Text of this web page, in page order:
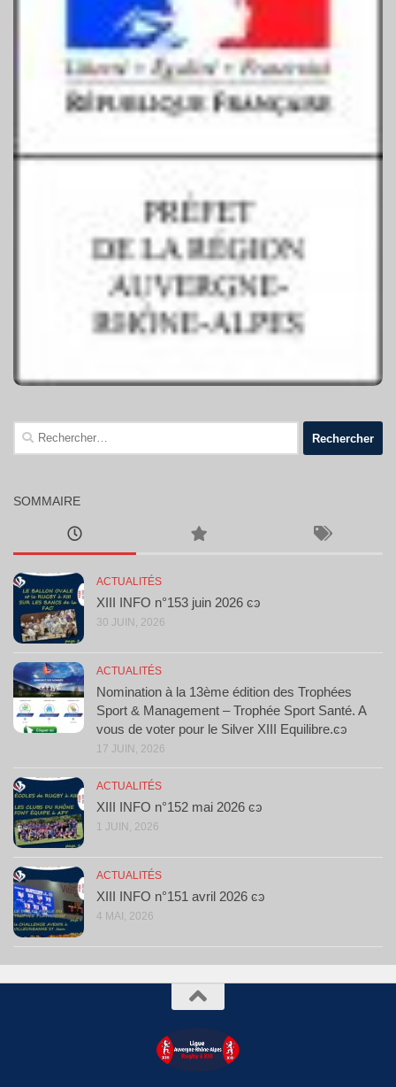
Rechercher :
SOMMAIRE
ACTUALITÉS
XIII INFO n°153 juin 2026 ͼͽ
30 JUIN, 2026
ACTUALITÉS
Nomination à la 13ème édition des Trophées
Sport & Management – Trophée Sport Santé. A
vous de voter pour le Silver XIII Equilibre.ͼͽ
17 JUIN, 2026
ACTUALITÉS
XIII INFO n°152 mai 2026 ͼͽ
1 JUIN, 2026
ACTUALITÉS
XIII INFO n°151 avril 2026 ͼͽ
4 MAI, 2026